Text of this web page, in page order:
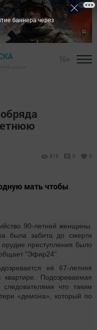
819 0 0
мать чтобы
90-летней женщины.
была забита до смерти
преступления было
"Эфир24".
её 67-летняя
Подозреваемая
что таким
«демона», который по
баннера через